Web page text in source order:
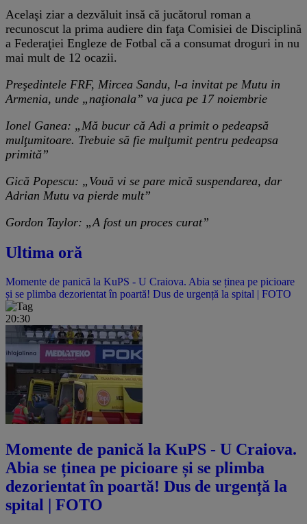
Acelaşi ziar a dezvăluit insă că jucătorul roman a
recunoscut la prima audiere din faţa Comisiei de Disciplină
a Federaţiei Engleze de Fotbal că a consumat droguri in nu
mai mult de 12 ocazii.
Preşedintele FRF, Mircea Sandu, l-a invitat pe Mutu in
Armenia, unde „naţionala” va juca pe 17 noiembrie
Ionel Ganea: „Mă bucur că Adi a primit o pedeapsă
mulţumitoare. Trebuie să fie mulţumit pentru pedeapsa
primită”
Gică Popescu: „Vouă vi se pare mică suspendarea, dar
Adrian Mutu va pierde mult”
Gordon Taylor: „A fost un proces curat”
Ultima oră
Momente de panică la KuPS - U Craiova. Abia se ținea pe picioare
și se plimba dezorientat în poartă! Dus de urgență la spital | FOTO
20:30
Momente de panică la KuPS - U Craiova.
Abia se ținea pe picioare și se plimba
dezorientat în poartă! Dus de urgență la
spital | FOTO